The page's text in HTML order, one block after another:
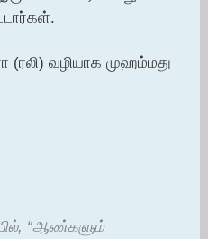
(ரலி) வழியாக முஹம்மது
“ஆண்களும்